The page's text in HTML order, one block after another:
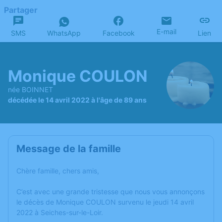
Partager
SMS WhatsApp Facebook E-mail Lien
Monique COULON
née BOINNET
décédée le 14 avril 2022 à l'âge de 89 ans
Message de la famille
Chère famille, chers amis,
C’est avec une grande tristesse que nous vous annonçons
le décès de Monique COULON survenu le jeudi 14 avril
2022 à Seiches-sur-le-Loir.